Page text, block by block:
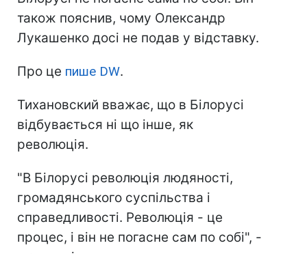
також пояснив, чому Олександр
Лукашенко досі не подав у відставку.
Про це пише DW.
Тихановский вважає, що в Білорусі
відбувається ні що інше, як
революція.
"В Білорусі революція людяності,
громадянського суспільства і
справедливості. Революція - це
процес, і він не погасне сам по собі", -